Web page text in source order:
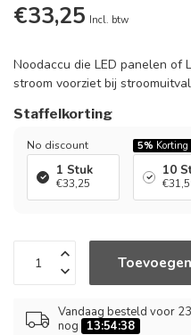
€33,25 Incl. btw
Noodaccu die LED panelen of
stroom voorziet bij
Staffelkorting
No discount
1 Stuk
€33,25
5% Korting
10
Vandaag besteld voor
nog
13:54:38